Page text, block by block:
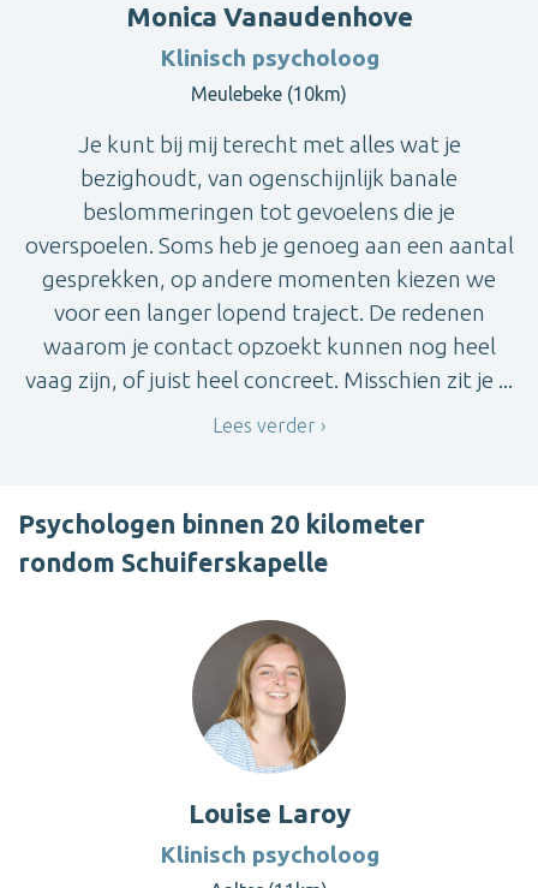
Monica Vanaudenhove
Klinisch psycholoog
Meulebeke (10km)
Je kunt bij mij terecht met alles wat je
bezighoudt, van ogenschijnlijk banale
beslommeringen tot gevoelens die je
overspoelen. Soms heb je genoeg aan een aantal
gesprekken, op andere momenten kiezen we
voor een langer lopend traject. De redenen
waarom je contact opzoekt kunnen nog heel
vaag zijn, of juist heel concreet. Misschien zit je ...
Lees verder
Psychologen binnen 20 kilometer
rondom Schuiferskapelle
Louise Laroy
Klinisch psycholoog